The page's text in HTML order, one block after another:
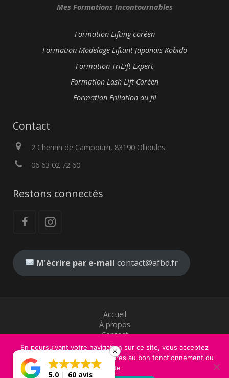
Mes Formations Incontournables
Formation Lifting coréen
Formation Modelage Liftant Japonais Kobido
Formation TriLift Expert
Formation Lash Lift Coréen
Formation Epilation au fil
Contact
2 Chemin de Campourri, 83190 Ollioules
06 63 02 72 60
Restons connectés
M'écrire par e-mail contact@afbd.fr
Accueil
À propos
Contact
Mentions légales
CGV
© 2017 Tous droits réservés. Création graphique
Guillaume
En poursuivant votre navigation sur ce site, vous acceptez
l'utilisation de cookies nécessaires au bon fonctionnement du
site
5.0 60 avis